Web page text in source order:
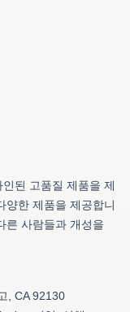
된 고품질 제품을 제
양한 제품을 제공합니
른 사람들과 개성을
, CA 92130